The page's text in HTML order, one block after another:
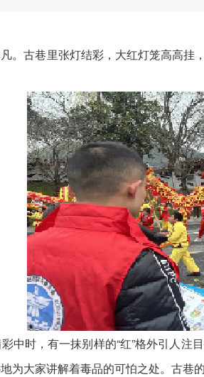
古巷里张灯结彩，大红灯笼高高挂
时，有一抹别样的“红”格外引人注
为大家讲解着毒品的可怕之处。古巷